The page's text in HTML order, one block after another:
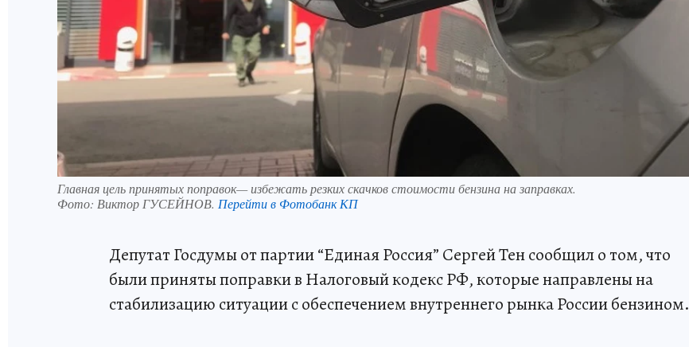
Главная цель принятых поправок— избежать резких скачков стоимости бензина на заправках.
Фото: Виктор ГУСЕЙНОВ. Перейти в Фотобанк КП
Депутат Госдумы от партии “Единая Россия” Сергей Тен сообщил о том, что
были приняты поправки в Налоговый кодекс РФ, которые направлены на
стабилизацию ситуации с обеспечением внутреннего рынка России бензином.